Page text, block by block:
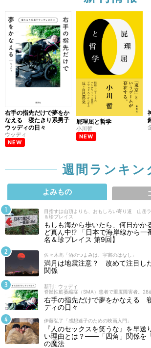
右手の指先だけで夢をか
なえる 寝たきり系男子
ウッディの日々
ウッディ
NEW
屁理屈と哲学
小川哲
NEW
週間ランキン
よみもの
目指すは山頂よりも、おもしろい寄り道 山岳
＆珍プレイス
もしも海から歩いたら、何日かか
ど真ん中!? 「日本で海岸線から一
名＆珍プレイス 第9回】
佐々木亮「酒のつまみは、宇宙のはなし」
満月は地震注意？ 改めて注目し
関係
新刊 : ウッディ
脊髄性筋萎縮症（SMA）患者で重度障害者。28
右手の指先だけで夢をかなえる
ディの日々
伊藤弘了「感想迷子のための映画入門」
『人のセックスを笑うな』を早送
い理由とは？――「四角」関係を
の魔法